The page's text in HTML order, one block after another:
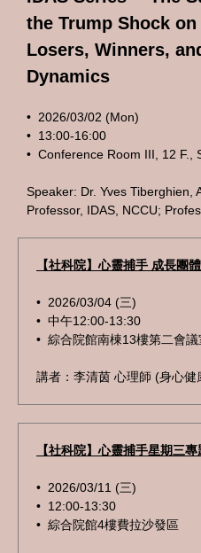
the Trump Shock
Losers, Winners,
Dynamics
• 2026/03/02 (Mon)
• 13:00-16:00
• Conference Room III, 12 F.,
Speaker: Dr. Yves Tiberghien,
Professor, IDAS, NCCU;
【社科院】心靈捕手 成長團體
• 2026/03/04 (三)
• 中午12:00-13:30
• 綜合院館南棟13樓第二會議
講者：李清茵 心理師 (身心健
【社科院】心靈捕手星期三
• 2026/03/11 (三)
• 12:00-13:30
• 綜合院館4樓費拉沙發區